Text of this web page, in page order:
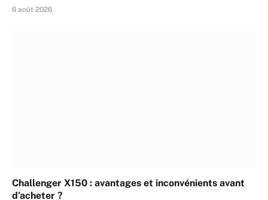
6 août 2026
Challenger X150 : avantages et inconvénients avant
d’acheter ?